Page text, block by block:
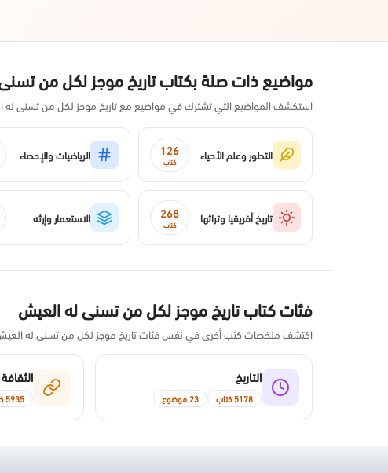
مواضيع ذات صلة بكتاب تاريخ موجز لكل من
استكشف المواضيع التي تشترك في مواضيع مع تاريخ موجز لكل من تسنى له
التطور وعلم الأحياء 126
كتاب الرياضيات والإحصاء
تاريخ أفريقيا وتراثها 268
كتاب الاستعمار وإرثه
فئات كتاب تاريخ موجز لكل من تسنى له العيش
اكتشف ملخصات كتب أخرى في نفس فئات تاريخ موجز لكل من تسنى له
التاريخ
5178 كتاب 23 موضوع 5935 كتاب